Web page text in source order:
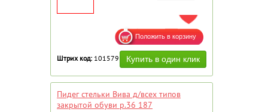
ДОБАВИТЬ В ИЗБРАННОЕ
Штрих код: 101579
Пидег стельки Вива д/всех типов
закрытой обуви р.36 187